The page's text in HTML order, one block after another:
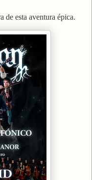
de esta aventura épica.